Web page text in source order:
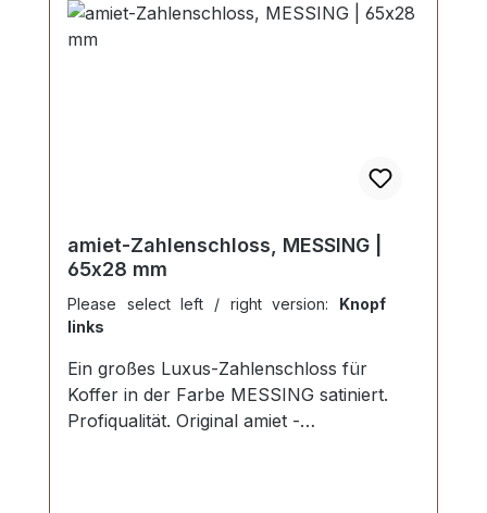
amiet-Zahlenschloss, MESSING |
65x28 mm
Please select left / right version: Knopf
links
Ein großes Luxus-Zahlenschloss für
Koffer in der Farbe MESSING satiniert.
Profiqualität. Original amiet -